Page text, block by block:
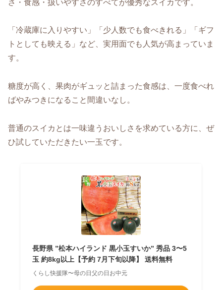
さ・食感・扱いやすさのすべてが優秀なスイカです。
「冷蔵庫に入りやすい」「少人数でも食べきれる」「ギフ
トとしても映える」など、実用面でも人気が高まっていま
す。
糖度が高く、果肉がギュッと詰まった食感は、一度食べれ
ばやみつきになること間違いなし。
普通のスイカとは一味違うおいしさを求めている方に、ぜ
ひ試していただきたい一玉です。
長野県 ”松本ハイランド 黒小玉すいか” 秀品 3〜5
玉 約8kg以上【予約 7月下旬以降】 送料無料
くらし快援隊〜母の日父の日お中元